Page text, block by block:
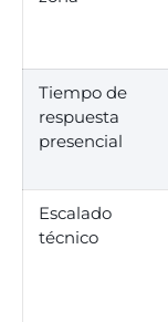
Tiempo de
respuesta
presencial
Escalado
técnico